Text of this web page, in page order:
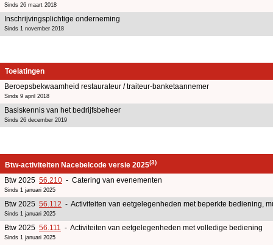
Sinds 26 maart 2018
Inschrijvingsplichtige onderneming
Sinds 1 november 2018
Toelatingen
Beroepsbekwaamheid restaurateur / traiteur-banketaannemer
Sinds 9 april 2018
Basiskennis van het bedrijfsbeheer
Sinds 26 december 2019
Btw-activiteiten Nacebelcode versie 2025(3)
Btw 2025 56.210 - Catering van evenementen
Sinds 1 januari 2025
Btw 2025 56.112 - Activiteiten van eetgelegenheden met beperkte bediening,
Sinds 1 januari 2025
Btw 2025 56.111 - Activiteiten van eetgelegenheden met volledige bediening
Sinds 1 januari 2025